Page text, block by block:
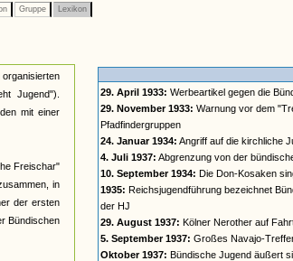
Gruppe Lexikon
organisierten
Jugend").
mit einer
Freischar"
in
der ersten
Bündischen
29. April 1933: Werbeartikel gegen die
29. November 1933: Warnung vor dem
Pfadfindergruppen
24. Januar 1934: Angriff auf die kirchliche
4. Juli 1937: Abgrenzung von der
10. September 1934: Die Don-Kosaken
1935: Reichsjugendführung bezeichnet
der HJ
29. August 1937: Kölner Nerother auf
5. September 1937: Großes Navajo-
Oktober 1937: Bündische Jugend äußert